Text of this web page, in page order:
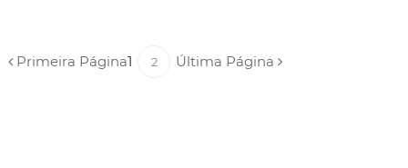
Primeira Página1 2 Última Página